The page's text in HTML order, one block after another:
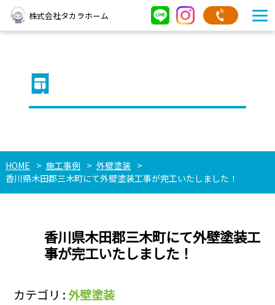
株式会社タカラホーム
HOME 施工事例
外壁塗装
香川県木田郡三木町にて外壁塗装工事が完工いたしました！
香川県木田郡三木町にて外壁塗装工
事が完工いたしました！
カテゴリ :外壁塗装